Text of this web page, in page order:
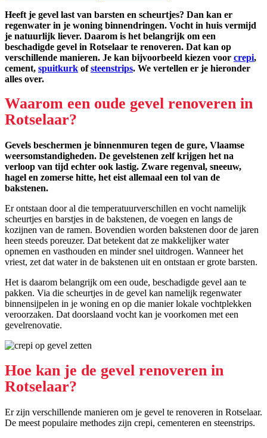
Heeft je gevel last van barsten en scheurtjes? Dan kan er
regenwater in je woning binnendringen. Vocht in huis vermijd
je natuurlijk liever. Daarom is het belangrijk om een
beschadigde gevel in Rotselaar te renoveren. Dat kan op
verschillende manieren. Je kan bijvoorbeeld kiezen voor crepi,
cement, spuitkurk ofsteenstrips. We vertellen er je hieronder
alles over.
Waarom een oude gevel renoveren in
Rotselaar?
Gevels beschermen je binnenmuren tegen de gure, Vlaamse
weersomstandigheden. De gevelstenen zelf krijgen het na
verloop van tijd echter ook lastig. Zware regenval, sneeuw,
hagel en zomerse hitte, het eist allemaal een tol van de
bakstenen.
Er ontstaan door al die temperatuurverschillen en vocht namelijk
scheurtjes en barstjes in de bakstenen, de voegen en langs de
kozijnen van de ramen. Bovendien worden bakstenen door de jaren
heen steeds poreuzer. Dat betekent dat ze makkelijker water
opnemen en vasthouden en minder snel uitdrogen. Wanneer het
vriest, zet dat water in de bakstenen uit en ontstaan er grote barsten.
Het is daarom belangrijk om een oude, beschadigde gevel aan te
pakken. Via die scheurtjes in de gevel kan namelijk regenwater
binnensijpelen in je woning en op die manier lokale vochtplekken
veroorzaken. Dat doorslaand vocht kan je voorkomen met een
gevelrenovatie.
Hoe kan je de gevel renoveren in
Rotselaar?
Er zijn verschillende manieren om je gevel te renoveren in Rotselaar.
De meest populaire methodes zijn crepi, cementeren en steenstrips.